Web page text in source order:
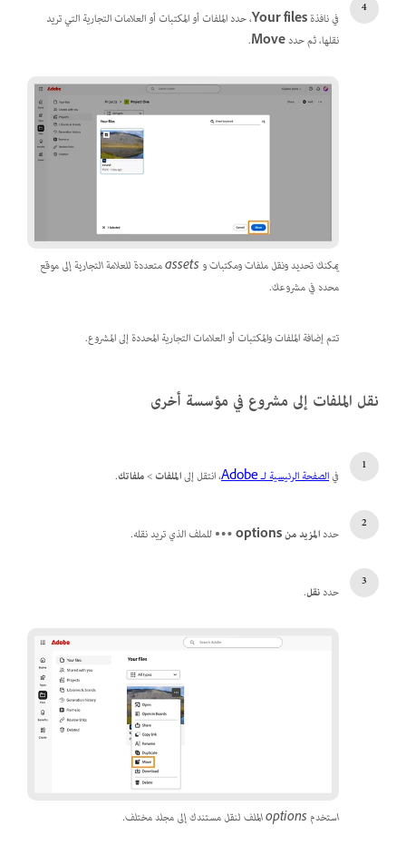
في نافذةYour files، حدد الملفات أو المكتبات أو العلامات التجارية التي تريد
نقلها، ثم حددMove
.
يمكنك تحديد ونقل ملفات ومكتبات و assets متعددة للعلامة التجارية إلى موقع
محدد في مشروعك.
تتم إضافة الملفات والمكتبات أو العلامات التجارية المحددة إلى المشروع.
نقل الملفات إلى مشروع في مؤسسة أخرى
فيالصفحة الرئيسية لـ Adobe ، انتقل إلىالملفات>ملفاتك.
حددالمزيد من options للملف الذي تريد نقله.
حددنقل.
استخدم options الملف لنقل مستندك إلى مجلد مختلف.